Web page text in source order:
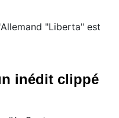
"Liberta" est
inédit clippé